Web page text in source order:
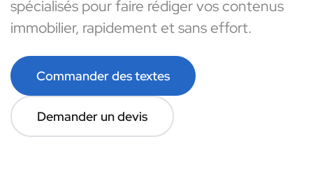
spécialisés pour faire rédiger vos contenus
immobilier, rapidement et sans effort.
Commander des textes
Demander un devis